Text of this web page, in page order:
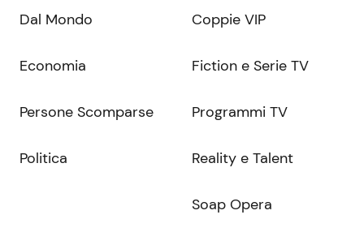
Dal Mondo
Economia
Persone Scomparse
Politica
Coppie VIP
Fiction e Serie TV
Programmi TV
Reality e Talent
Soap Opera